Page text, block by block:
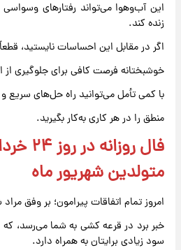
این آب‌وهوا می‌تواند رفتارهای
زنده کند.
اگر در مقابل این احساسات نایستید،
خوشبختانه فرصت کافی برای جلوگیری از
با کمی تأمل می‌توانید راه حل‌های سریع و
منطق را در هر کاری به‌کار بگیرید.
متولدین شهریور ماه
امروز تمام اتفاقات پیرامون؛ بر وفق
خبر برد در قرعه کشی به شما می‌رسد، که
سود زیادی برایتان به همراه دارد.